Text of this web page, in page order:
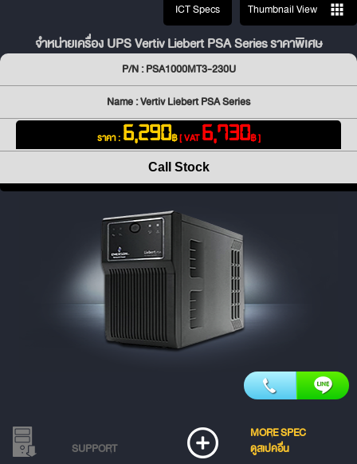
ICT Specs Thumbnail View
จำหน่ายเครื่อง UPS Vertiv Liebert PSA Series ราคาพิเศษ
P/N : PSA1000MT3-230U
Name : Vertiv Liebert PSA Series
ราคา : 6,290฿[ VAT6,730฿ ]
Call Stock
SUPPORT
MORE SPEC
ดูสเปคอื่น